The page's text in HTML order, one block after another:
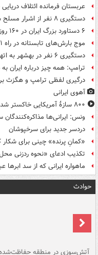
عربستان فرمانده ائتلاف
دستگیری ۸ نفر از اشرار مسلح شاخص و مرتبطین گروهک های تروریستی
۶ دستاورد بزرگ ایران در ۱۶۰ روز رهبری رهبر انقلاب
موج بارش‌های تابستانه در راه ۱۱ استان
دستگیری ۶ نفر در بهشهر به اتهام تشویش اذهان عمومی
ترامپ: همه چیز درباره ایران
درگیری لفظی ترامپ و هگزث
آهوی ایرانی
۸۰۰ سازۀ آمریکایی خاکستر شد
ونس: ایرانی‌ها
دردسر جدید برای سرخپوشان
«کمانِ پرنده» چینی برای شکار
تکذیب ادعای «نحوه ردزنی
ماهواره ایرانی که از سد ابرها
حوادث
آتش‌سوزی در منطقه